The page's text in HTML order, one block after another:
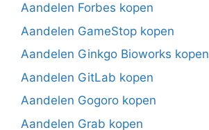
Aandelen Forbes kopen
Aandelen GameStop kopen
Aandelen Ginkgo Bioworks kopen
Aandelen GitLab kopen
Aandelen Gogoro kopen
Aandelen Grab kopen